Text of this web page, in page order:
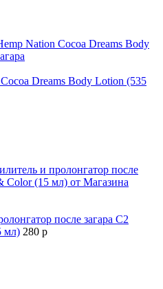
Dreams Body Lotion (535
после загара C2
мл) 280 р